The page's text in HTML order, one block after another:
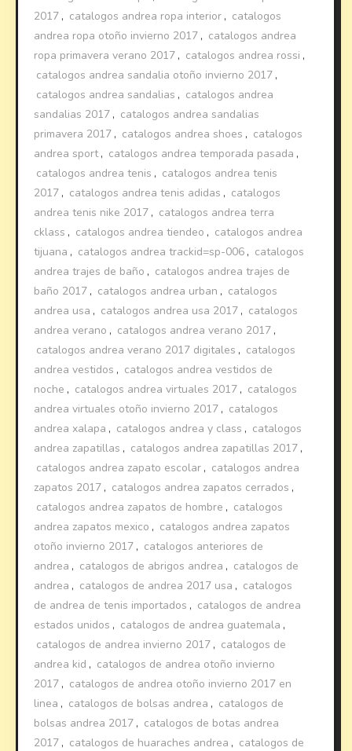
2017 , catalogos andrea ropa interior , catalogos
andrea ropa otoño invierno 2017 , catalogos andrea
ropa primavera verano 2017 , catalogos andrea rossi ,
catalogos andrea sandalia otoño invierno 2017 ,
catalogos andrea sandalias , catalogos andrea
sandalias 2017 , catalogos andrea sandalias
primavera 2017 , catalogos andrea shoes , catalogos
andrea sport, catalogos andrea temporada pasada ,
catalogos andrea tenis , catalogos andrea tenis
2017 , catalogos andrea tenis adidas , catalogos
andrea tenis nike 2017 , catalogos andrea terra
cklass , catalogos andrea tiendeo , catalogos andrea
tijuana , catalogos andrea trackid=sp-006 , catalogos
andrea trajes de baño , catalogos andrea trajes de
baño 2017 , catalogos andrea urban , catalogos
andrea usa , catalogos andrea usa 2017 , catalogos
andrea verano , catalogos andrea verano 2017 ,
catalogos andrea verano 2017 digitales , catalogos
andrea vestidos , catalogos andrea vestidos de
noche , catalogos andrea virtuales 2017 , catalogos
andrea virtuales otoño invierno 2017 , catalogos
andrea xalapa , catalogos andrea y class , catalogos
andrea zapatillas , catalogos andrea zapatillas 2017 ,
catalogos andrea zapato escolar , catalogos andrea
zapatos 2017 , catalogos andrea zapatos cerrados ,
catalogos andrea zapatos de hombre , catalogos
andrea zapatos mexico , catalogos andrea zapatos
otoño invierno 2017 , catalogos anteriores de
andrea , catalogos de abrigos andrea , catalogos de
andrea , catalogos de andrea 2017 usa , catalogos
de andrea de tenis importados , catalogos de andrea
estados unidos , catalogos de andrea guatemala ,
catalogos de andrea invierno 2017 , catalogos de
andrea kid , catalogos de andrea otoño invierno
2017 , catalogos de andrea otoño invierno 2017 en
linea , catalogos de bolsas andrea , catalogos de
bolsas andrea 2017 , catalogos de botas andrea
2017 , catalogos de huaraches andrea , catalogos de